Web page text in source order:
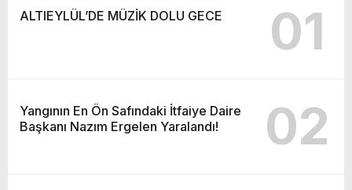
ALTIEYLÜL’DE MÜZİK DOLU GECE 01
Yangının En Ön Safındaki İtfaiye Daire
Başkanı Nazım Ergelen Yaralandı!
02